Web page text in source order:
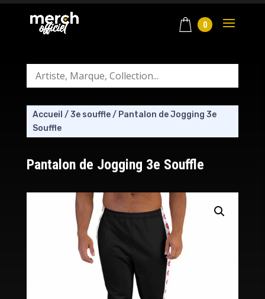
0
Accueil /3e souffle/ Pantalon de Jogging 3e
Souffle
Pantalon de Jogging 3e Souffle